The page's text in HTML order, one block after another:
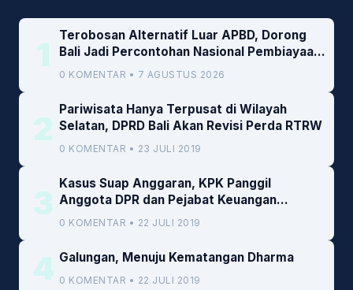
1
Terobosan Alternatif Luar APBD, Dorong
Bali Jadi Percontohan Nasional Pembiayaan
Daerah
0 KOMENTAR • 7 AGUSTUS 2026
2
Pariwisata Hanya Terpusat di Wilayah
Selatan, DPRD Bali Akan Revisi Perda RTRW
0 KOMENTAR • 23 JULI 2019
3
Kasus Suap Anggaran, KPK Panggil
Anggota DPR dan Pejabat Keuangan
Kemenkeu
0 KOMENTAR • 22 JULI 2019
4 Galungan, Menuju Kematangan Dharma
0 KOMENTAR • 22 JULI 2019